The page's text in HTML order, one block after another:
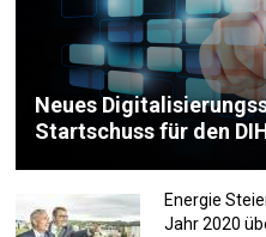
Neues
Startschuss für den
Energie
Jahr 2020